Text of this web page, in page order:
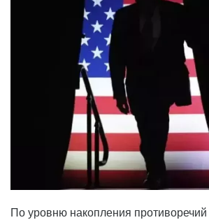
По уровню накопления